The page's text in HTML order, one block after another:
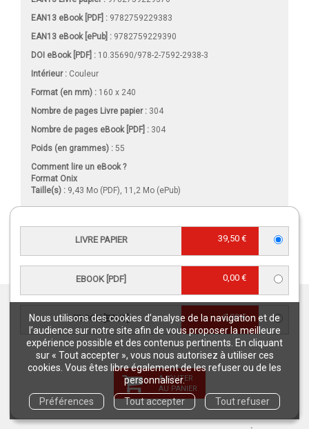
Nous utilisons des cookies d’analyse de la navigation et de
l’audience sur notre site afin de vous proposer la meilleure
expérience possible et des contenus pertinents. En cliquant
sur « Tout accepter », vous nous autorisez à utiliser ces
cookies. Vous êtes libre également de les refuser ou de les
personnaliser.
Préférences
Tout accepter Tout refuser
LIVRE PAPIER 39,50 €
EBOOK [PDF] 0,00 €
EBOOK [EPUB] 0,00 €
AJOUTER
AU PANIER
EAN13 eBook [PDF] : 9782759229383
EAN13 eBook [ePub] : 9782759229390
DOI eBook [PDF] : 10.35690/978-2-7592-2938-3
Intérieur : Couleur
Format (en mm) : 160 x 240
Nombre de pages Livre papier: 304
Nombre de pages eBook [PDF] : 304
Poids (en grammes) : 55
Comment lire un eBook ?
Format Onix
Taille(s) : 9,43 Mo (PDF), 11,2 Mo (ePub)
GARANTIES
QUAE
* EN FRANCE MÉTROPOLITAINE
SÉCURISÉ
LIVRAISON
JOURS OUVRÉS*